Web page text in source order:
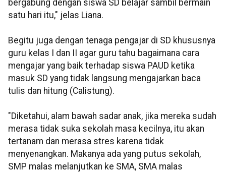
bergabung dengan siswa SD belajar sambil bermain
satu hari itu," jelas Liana.
Begitu juga dengan tenaga pengajar di SD khususnya
guru kelas I dan II agar guru tahu bagaimana cara
mengajar yang baik terhadap siswa PAUD ketika
masuk SD yang tidak langsung mengajarkan baca
tulis dan hitung (Calistung).
"Diketahui, alam bawah sadar anak, jika mereka sudah
merasa tidak suka sekolah masa kecilnya, itu akan
tertanam dan merasa stres karena tidak
menyenangkan. Makanya ada yang putus sekolah,
SMP malas melanjutkan ke SMA, SMA malas